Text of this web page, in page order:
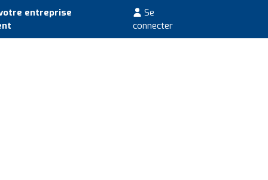
entreprise
Se
connecter